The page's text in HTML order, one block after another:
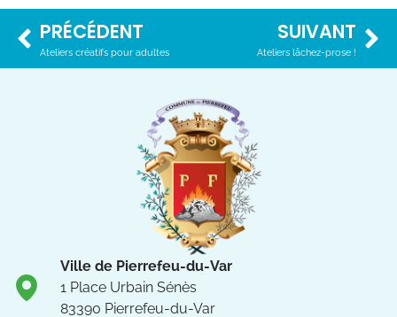
PRÉCÉDENT
Ateliers créatifs pour adultes
SUIVANT
Ateliers lâchez-prose !
Ville de Pierrefeu-du-Var
1 Place Urbain Sénès
83390 Pierrefeu-du-Var